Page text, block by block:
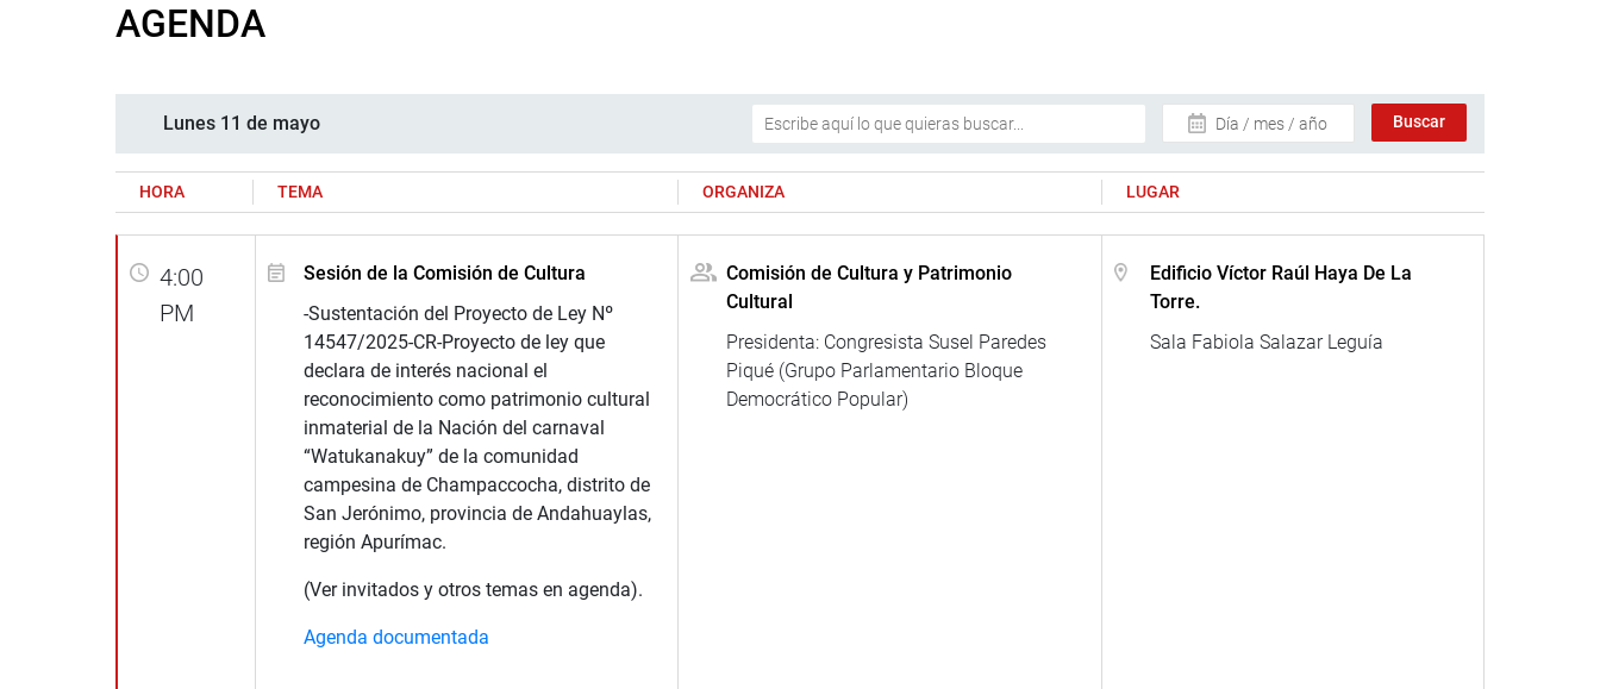
AGENDA
Lunes 11 de mayo Día / mes / año
HORA TEMA ORGANIZA LUGAR
4:00
PM
Sesión de la Comisión de Cultura
-Sustentación del Proyecto de Ley Nº
14547/2025-CR-Proyecto de ley que
declara de interés nacional el
reconocimiento como patrimonio cultural
inmaterial de la Nación del carnaval
“Watukanakuy” de la comunidad
campesina de Champaccocha, distrito de
San Jerónimo, provincia de Andahuaylas,
región Apurímac.
(Ver invitados y otros temas en agenda).
Agenda documentada
Comisión de Cultura y Patrimonio
Cultural
Presidenta: Congresista Susel Paredes
Piqué (Grupo Parlamentario Bloque
Democrático Popular)
Edificio Víctor Raúl Haya De La
Torre.
Sala Fabiola Salazar Leguía